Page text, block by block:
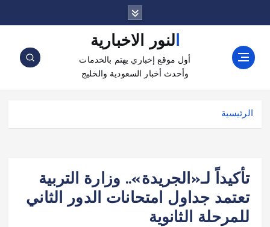
ز
النور الاخبارية
أول موقع إخباري يهتم بالخدمات
وأحدث أخبار السعودية والخليج
الرئيسية
تأكيداً لـ«الجريدة».. وزارة التربية
تعتمد جداول امتحانات الدور الثاني
للمرحلة الثانوية